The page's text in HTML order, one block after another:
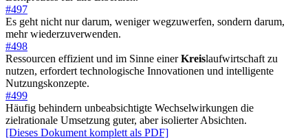
#497
Es geht nicht nur darum, weniger wegzuwerfen, sondern darum,
mehr wiederzuverwenden.
#498
Ressourcen effizient und im Sinne einerKreislaufwirtschaft zu
nutzen, erfordert technologische Innovationen und intelligente
Nutzungskonzepte.
#499
Häufig behindern unbeabsichtigte Wechselwirkungen die
zielrationale Umsetzung guter, aber isolierter Absichten.
[Dieses Dokument komplett als PDF]